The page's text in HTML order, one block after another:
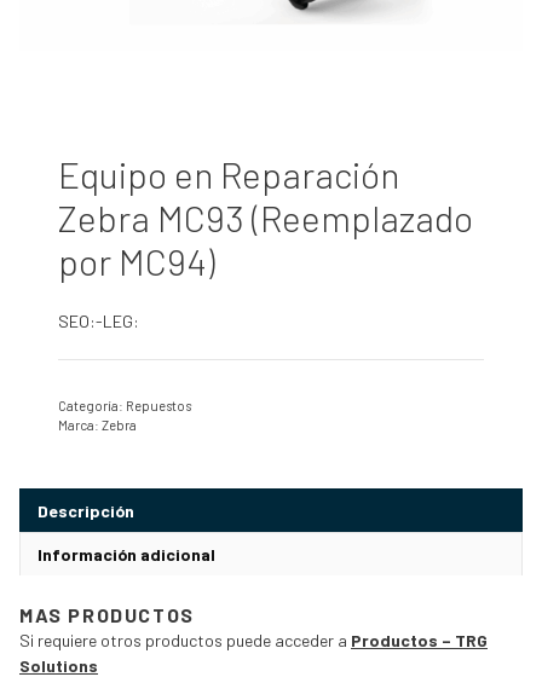
Equipo en Reparación
Zebra MC93 (Reemplazado
por MC94)
SEO:-LEG:
Categoría: Repuestos
Marca: Zebra
Descripción
Información adicional
MAS PRODUCTOS
Si requiere otros productos puede acceder a Productos – TRG
Solutions